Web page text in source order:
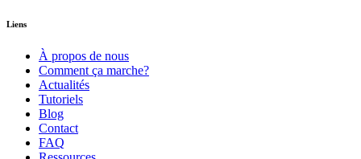
Liens
À propos de nous
Comment ça marche?
Actualités
Tutoriels
Blog
Contact
FAQ